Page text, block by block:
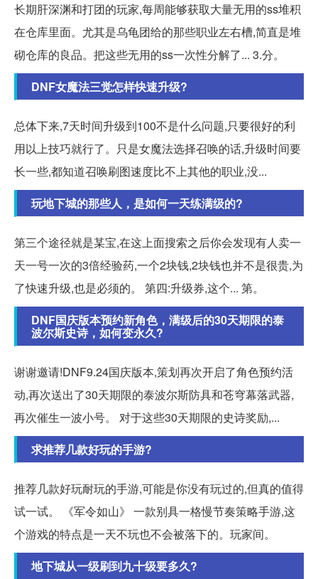
长期肝深渊和打团的玩家,每周能够获取大量无用的ss堆积
在仓库里面。尤其是乌龟团给的那些职业左右槽,简直是堆
砌仓库的良品。把这些无用的ss一次性分解了... 3.分。
DNF女魔法三觉怎样快速升级?
总体下来,7天时间升级到100不是什么问题,只要很好的利
用以上技巧就行了。只是女魔法选择召唤的话,升级时间要
长一些,都知道召唤刷图速度比不上其他的职业,没...
玩地下城的那些人，是如何一天练满级的?
第三个途径就是某宝,在这上面搜索之后你会发现有人卖一
天一号一次的3倍经验药,一个2块钱,2块钱也并不是很贵,为
了快速升级,也是必须的。 第四:升级券,这个... 第。
DNF国庆版本预约新角色，满级后的30天期限的泰
波尔斯史诗，如何变永久?
谢谢邀请!DNF9.24国庆版本,策划再次开启了角色预约活
动,再次送出了30天期限的泰波尔斯防具和苍穹幕落武器,
再次催生一波小号。 对于这些30天期限的史诗奖励,...
求推荐几款好玩的手游?
推荐几款好玩耐玩的手游,可能是你没有玩过的,但真的值得
试一试。 《军令如山》 一款别具一格慢节奏策略手游,这
个游戏的特点是一天不玩也不会被落下的。玩家间。
地下城从一级刷到九十级要多久?